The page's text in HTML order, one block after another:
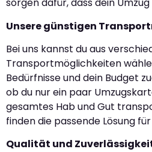
sorgen dafür, dass dein
Unsere günstigen
Bei uns kannst du aus
Transportmöglichkeiten
Bedürfnisse und dein Budget
ob du nur ein paar
gesamtes Hab und Gut
finden die passende Lösung
Qualität und